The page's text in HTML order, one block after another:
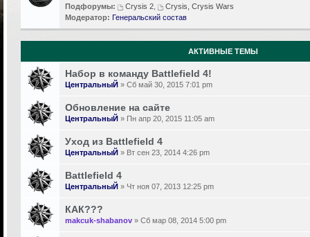
Подфорумы:
Crysis 2
Crysis, Crysis Wars
Модератор: Генеральский состав
АКТИВНЫЕ ТЕМЫ
Набор в команду Battlefield 4!
ЦентральныЙ » Сб май 30, 2015 7:01 pm
Обновление на сайте
ЦентральныЙ » Пн апр 20, 2015 11:05 am
Уход из Battlefield 4
ЦентральныЙ » Вт сен 23, 2014 4:26 pm
Battlefield 4
ЦентральныЙ » Чт ноя 07, 2013 12:25 pm
КАК???
makcuk-shabanov » Сб мар 08, 2014 5:00 pm